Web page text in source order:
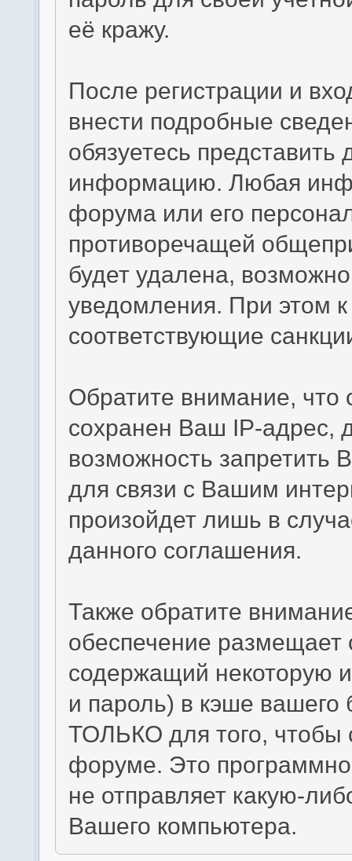
её кражу.
После регистрации и
внести подробные
обязуетесь
информацию. Любая
форума или его
противоречащей
будет удалена,
уведомления. При этом
соответствующие
Обратите внимание,
сохранен Ваш IP-адрес,
возможность запретить
для связи с Вашим
произойдет лишь в
данного соглашения.
Также обратите
обеспечение
содержащий некоторую
и пароль) в кэше вашего
ТОЛЬКО для того, чтобы
форуме. Это
не отправляет какую-
Вашего компьютера.